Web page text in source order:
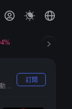
TRX
推薦一些項目活動及行業最新動態。
訂閱